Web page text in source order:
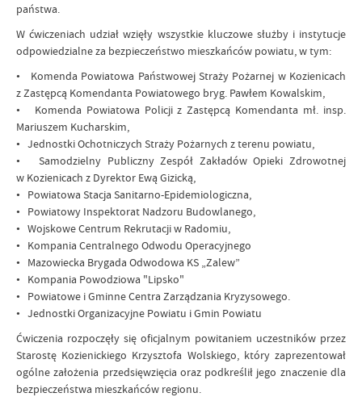
państwa.
W ćwiczeniach udział wzięły wszystkie kluczowe służby i instytucje
odpowiedzialne za bezpieczeństwo mieszkańców powiatu, w tym:
• Komenda Powiatowa Państwowej Straży Pożarnej w Kozienicach
z Zastępcą Komendanta Powiatowego bryg. Pawłem Kowalskim,
• Komenda Powiatowa Policji z Zastępcą Komendanta mł. insp.
Mariuszem Kucharskim,
• Jednostki Ochotniczych Straży Pożarnych z terenu powiatu,
• Samodzielny Publiczny Zespół Zakładów Opieki Zdrowotnej
w Kozienicach z Dyrektor Ewą Gizicką,
• Powiatowa Stacja Sanitarno-Epidemiologiczna,
• Powiatowy Inspektorat Nadzoru Budowlanego,
• Wojskowe Centrum Rekrutacji w Radomiu,
• Kompania Centralnego Odwodu Operacyjnego
• Mazowiecka Brygada Odwodowa KS „Zalew”
• Kompania Powodziowa "Lipsko"
• Powiatowe i Gminne Centra Zarządzania Kryzysowego.
• Jednostki Organizacyjne Powiatu i Gmin Powiatu
Ćwiczenia rozpoczęły się oficjalnym powitaniem uczestników przez
Starostę Kozienickiego Krzysztofa Wolskiego, który zaprezentował
ogólne założenia przedsięwzięcia oraz podkreślił jego znaczenie dla
bezpieczeństwa mieszkańców regionu.